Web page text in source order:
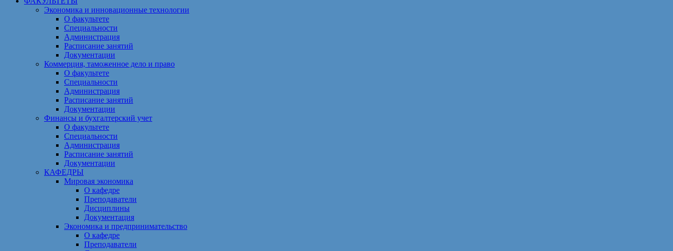
Экономика и инновационные технологии
О факультете
Специальности
Администрация
Расписание занятий
Документации
Коммерция, таможенное дело и право
О факультете
Специальности
Администрация
Расписание занятий
Документации
Финансы и бухгалтерский учет
О факультете
Специальности
Администрация
Расписание занятий
Документации
КАФЕДРЫ
Мировая экономика
О кафедре
Преподаватели
Дисциплины
Документация
Экономика и предпринимательство
О кафедре
Преподаватели